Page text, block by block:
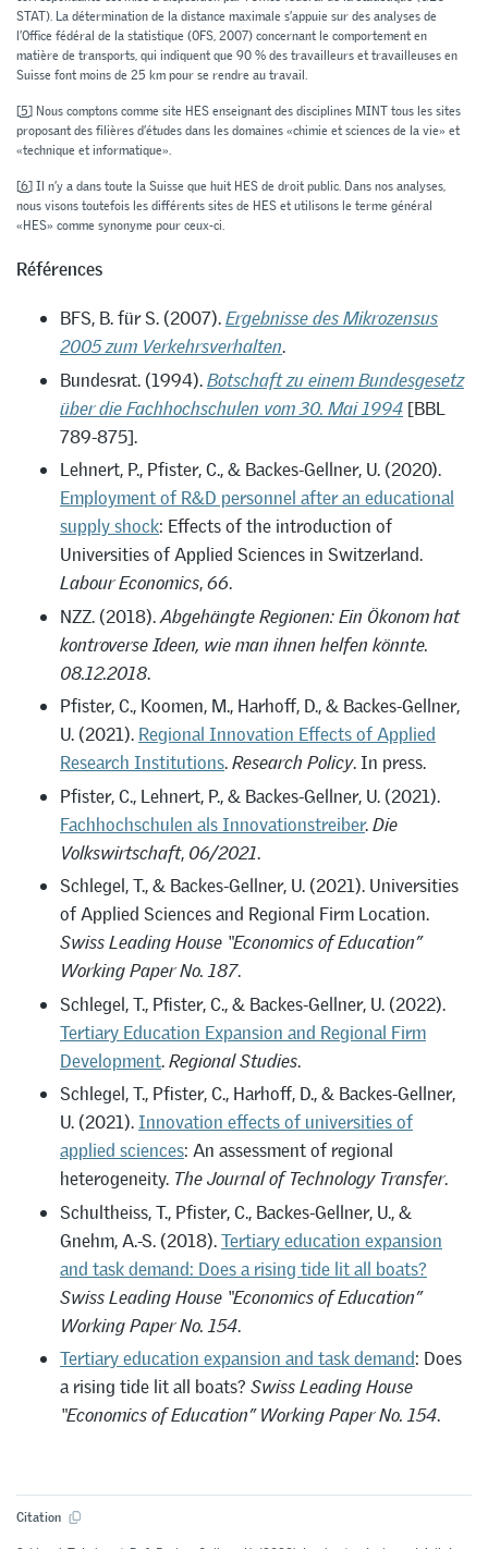
STAT). La détermination de la distance maximale s’appuie sur des analyses de
l’Office fédéral de la statistique (OFS, 2007) concernant le comportement en
matière de transports, qui indiquent que 90 % des travailleurs et travailleuses en
Suisse font moins de 25 km pour se rendre au travail.
[5] Nous comptons comme site HES enseignant des disciplines MINT tous les sites
proposant des filières d’études dans les domaines «chimie et sciences de la vie» et
«technique et informatique».
[6]Il n’y a dans toute la Suisse que huit HES de droit public. Dans nos analyses,
nous visons toutefois les différents sites de HES et utilisons le terme général
«HES» comme synonyme pour ceux-ci.
Références
BFS, B. für S. (2007).Ergebnisse des Mikrozensus
2005 zum Verkehrsverhalten.
Bundesrat. (1994).Botschaft zu einem Bundesgesetz
über die Fachhochschulen vom 30. Mai 1994 [BBL
789-875].
Lehnert, P., Pfister, C., & Backes-Gellner, U. (2020).
Employment of R&D personnel after an educational
supply shock: Effects of the introduction of
Universities of Applied Sciences in Switzerland.
Labour Economics,66.
NZZ. (2018).Abgehängte Regionen: Ein Ökonom hat
kontroverse Ideen, wie man ihnen helfen könnte.
08.12.2018.
Pfister, C., Koomen, M., Harhoff, D., & Backes-Gellner,
U. (2021). Regional Innovation Effects of Applied
Research Institutions.Research Policy. In press.
Pfister, C., Lehnert, P., & Backes-Gellner, U. (2021).
Fachhochschulen als Innovationstreiber.Die
Volkswirtschaft, 06/2021.
Schlegel, T., & Backes-Gellner, U. (2021). Universities
of Applied Sciences and Regional Firm Location.
Swiss Leading House “Economics of Education”
Working Paper No. 187.
Schlegel, T., Pﬁster, C., & Backes-Gellner, U. (2022).
Tertiary Education Expansion and Regional Firm
Development.Regional Studies.
Schlegel, T., Pfister, C., Harhoff, D., & Backes-Gellner,
U. (2021).Innovation effects of universities of
applied sciences: An assessment of regional
heterogeneity. The Journal of Technology Transfer.
Schultheiss, T., Pfister, C., Backes-Gellner, U., &
Gnehm, A.-S. (2018).Tertiary education expansion
and task demand: Does a rising tide lit all boats?
Swiss Leading House “Economics of Education”
Working Paper No. 154.
Tertiary education expansion and task demand: Does
a rising tide lit all boats? Swiss Leading House
“Economics of Education” Working Paper No. 154.
Citation